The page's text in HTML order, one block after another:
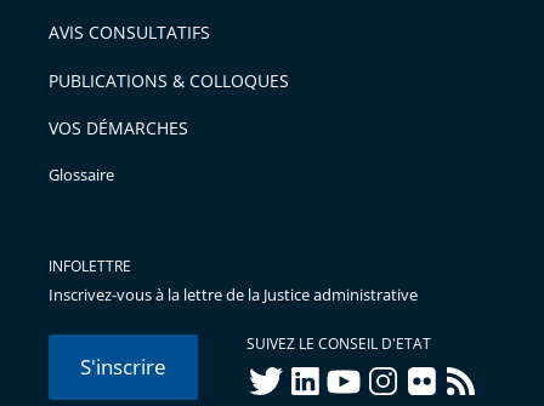
AVIS CONSULTATIFS
PUBLICATIONS & COLLOQUES
VOS DÉMARCHES
Glossaire
INFOLETTRE
Inscrivez-vous à la lettre de la Justice administrative
S'inscrire
SUIVEZ LE CONSEIL D'ETAT
twitterlinkedInyoutubeinstagram
flickr rss